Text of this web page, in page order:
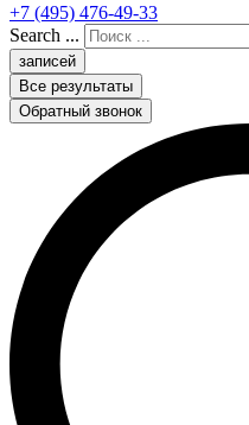
+7 (495) 476-49-33
Search ...
записей
Все результаты
Обратный звонок